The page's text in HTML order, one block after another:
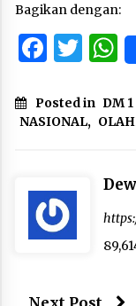
Bagikan dengan:
Posted in DM 1
NASIONAL,
Next Post